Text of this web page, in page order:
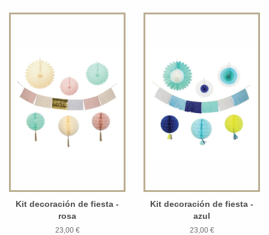
Kit decoración de fiesta -
rosa
23,00 €
Kit decoración de fiesta -
azul
23,00 €